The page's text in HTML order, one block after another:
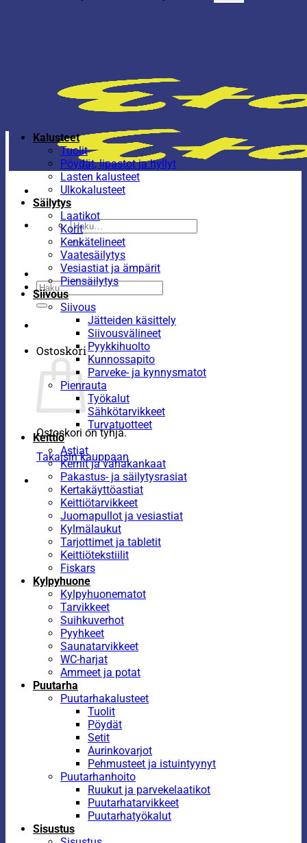
Etsi:
Etsi:
Ostoskori
Ostoskori on tyhjä.
Takaisin kauppaan
Kalusteet
Tuolit
Pöydät, lipastot ja hyllyt
Lasten kalusteet
Ulkokalusteet
Säilytys
Laatikot
Korit
Kenkätelineet
Vaatesäilytys
Vesiastiat ja ämpärit
Piensäilytys
Siivous
Siivous
Jätteiden käsittely
Siivousvälineet
Pyykkihuolto
Kunnossapito
Parveke- ja kynnysmatot
Pienrauta
Työkalut
Sähkötarvikkeet
Turvatuotteet
Keittiö
Astiat
Kernit ja vahakankaat
Pakastus- ja säilytysrasiat
Kertakäyttöastiat
Keittiötarvikkeet
Juomapullot ja vesiastiat
Kylmälaukut
Tarjottimet ja tabletit
Keittiötekstiilit
Fiskars
Kylpyhuone
Kylpyhuonematot
Tarvikkeet
Suihkuverhot
Pyyhkeet
Saunatarvikkeet
WC-harjat
Ammeet ja potat
Puutarha
Puutarhakalusteet
Tuolit
Pöydät
Setit
Aurinkovarjot
Pehmusteet ja istuintyynyt
Puutarhanhoito
Ruukut ja parvekelaatikot
Puutarhatarvikkeet
Puutarhatyökalut
Sisustus